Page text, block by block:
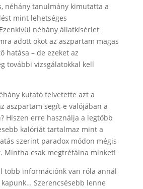
néhány tanulmány kimutatta a
mint lehetséges
néhány állatkísérlet
adott okot az aszpartam magas
hatása – de ezeket az
további vizsgálatokkal kell
kutató felvetette azt a
aszpartam segít-e valójában a
Hiszen erre használja a legtöbb
kalóriát tartalmaz mint a
szerint paradox módon mégis
Mintha csak megtréfálna minket!
több információnk van róla annál
Szerencsésebb lenne